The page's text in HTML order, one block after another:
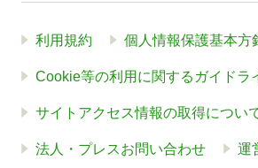
利用規約 個人情報保護基本方
Cookie等の利用に関するガイドラ
サイトアクセス情報の取得につい
法人・プレスお問い合わせ 運